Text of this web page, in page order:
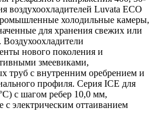
воздухоохладителей Luvata ECO
холодильные камеры,
для хранения свежих или
нового поколения и
змеевиками,
труб с внутренним оребрением и
профиля. Серия ICE для
с шагом ребер 10,0 мм,
с электрическим оттаиванием